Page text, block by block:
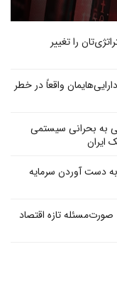
را تغییر
واقعاً در خطر
به بحرانی سیستمی
ایران
به دست آوردن سرمایه
صورت‌مسئله تازه اقتصاد